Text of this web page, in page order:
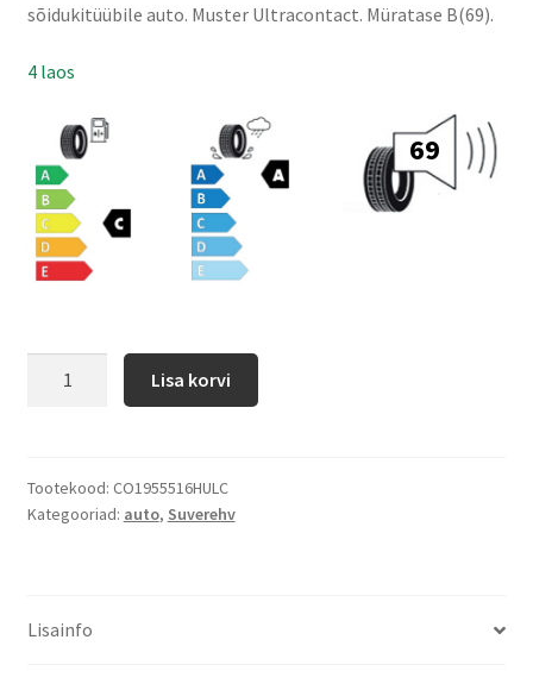
sõidukitüübile auto. Muster Ultracontact. Müratase B(69).
4 laos
69
Lisa korvi
Tootekood: CO1955516HULC
Kategooriad: auto, Suverehv
Lisainfo